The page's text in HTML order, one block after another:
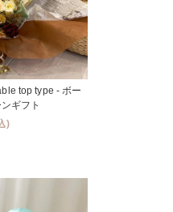
top type - ボー
ギフト
)